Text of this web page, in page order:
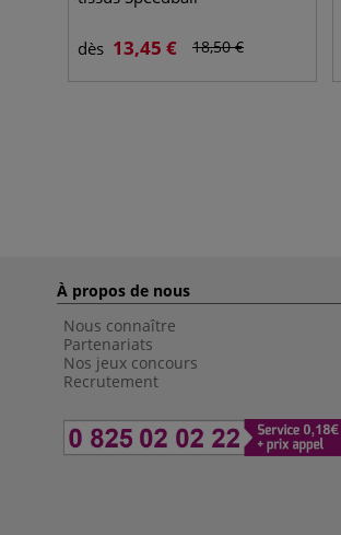
dès 13,45 € 18,50 €
À propos de nous
Nous connaître
Partenariats
Nos jeux concours
Recrutement